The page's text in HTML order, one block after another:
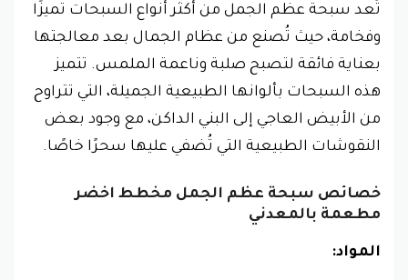
تُعد سبحة عظم الجمل من أكثر أنواع السبحات تميزًا
وفخامة، حيث تُصنع من عظام الجمال بعد معالجتها
بعناية فائقة لتصبح صلبة وناعمة الملمس. تتميز
هذه السبحات بألوانها الطبيعية الجميلة، التي تتراوح
من الأبيض العاجي إلى البني الداكن، مع وجود بعض
النقوشات الطبيعية التي تُضفي عليها سحرًا خاصًا.
خصائص سبحة عظم الجمل مخطط اخضر
مطعمة بالمعدني
المواد: